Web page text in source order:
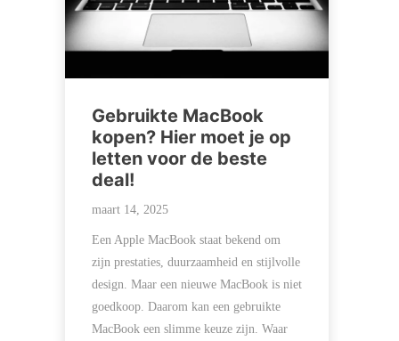
Gebruikte MacBook
kopen? Hier moet je op
letten voor de beste
deal!
maart 14, 2025
Een Apple MacBook staat bekend om
zijn prestaties, duurzaamheid en stijlvolle
design. Maar een nieuwe MacBook is niet
goedkoop. Daarom kan een gebruikte
MacBook een slimme keuze zijn. Waar